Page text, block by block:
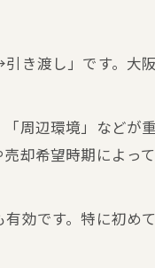
渡し」です。大
周辺環境」などが
却希望時期によっ
効です。特に初め